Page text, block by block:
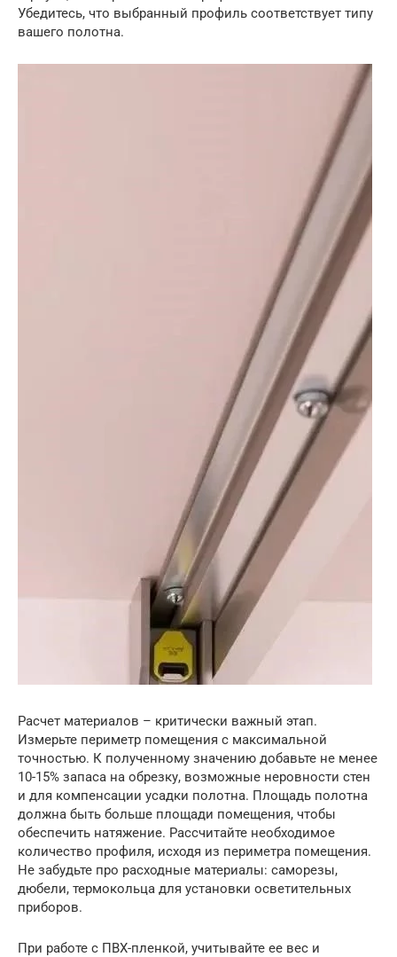
Убедитесь, что выбранный профиль соответствует типу
вашего полотна.
Расчет материалов – критически важный этап.
Измерьте периметр помещения с максимальной
точностью. К полученному значению добавьте не менее
10-15% запаса на обрезку, возможные неровности стен
и для компенсации усадки полотна. Площадь полотна
должна быть больше площади помещения, чтобы
обеспечить натяжение. Рассчитайте необходимое
количество профиля, исходя из периметра помещения.
Не забудьте про расходные материалы: саморезы,
дюбели, термокольца для установки осветительных
приборов.
При работе с ПВХ-пленкой, учитывайте ее вес и